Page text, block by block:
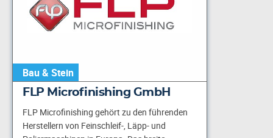
Bau & Stein
FLP Microfinishing GmbH
FLP Microfinishing gehört zu den führenden
Herstellern von Feinschleif-, Läpp- und